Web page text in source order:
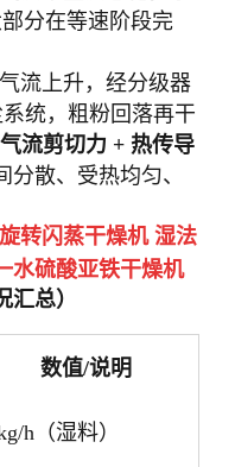
部分在等速阶段完
流上升，经分级器
统，粗粉回落再干
流剪切力 + 热传导
分散、受热均匀、
转闪蒸干燥机 湿法
水硫酸亚铁干燥机
总）
数值/说明
h（湿料）